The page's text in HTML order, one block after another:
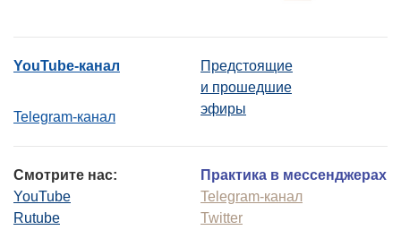
YouTube-канал
Telegram-канал
Предстоящие
и прошедшие
эфиры
Смотрите нас:
YouTube
Rutube
Практика в мессенджерах
Telegram-канал
Twitter